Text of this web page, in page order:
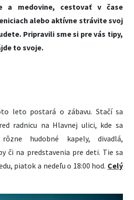
a medovine, cestovať v čase
alebo aktívne strávite svoj
Pripravili sme si pre vás tipy,
to svoje.
leto postará o zábavu. Stačí sa
radnicu na Hlavnej ulici, kde sa
hudobné kapely, divadlá,
či na predstavenia pre deti. Tie sa
piatok a nedeľu o 18:00 hod. Celý